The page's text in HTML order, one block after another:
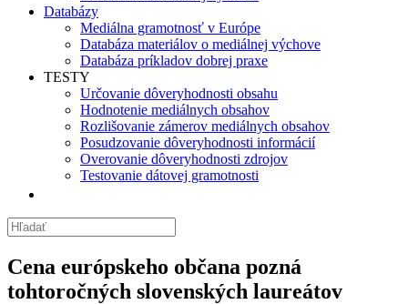
Databázy
Mediálna gramotnosť v Európe
Databáza materiálov o mediálnej výchove
Databáza príkladov dobrej praxe
TESTY
Určovanie dôveryhodnosti obsahu
Hodnotenie mediálnych obsahov
Rozlišovanie zámerov mediálnych obsahov
Posudzovanie dôveryhodnosti informácií
Overovanie dôveryhodnosti zdrojov
Testovanie dátovej gramotnosti
Cena európskeho občana pozná
tohtoročných slovenských laureátov